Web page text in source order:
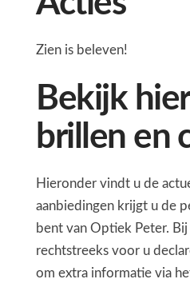
Zien is beleven!
Bekijk
brillen en
Hieronder vindt u de
aanbiedingen krijgt u de
bent van Optiek Peter.
rechtstreeks voor u
om extra informatie via